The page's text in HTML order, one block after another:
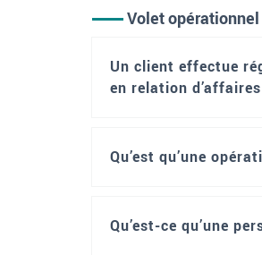
Volet opérationnel
Un client effectue
en relation
Qu’est qu’une
Qu’est-ce qu’une